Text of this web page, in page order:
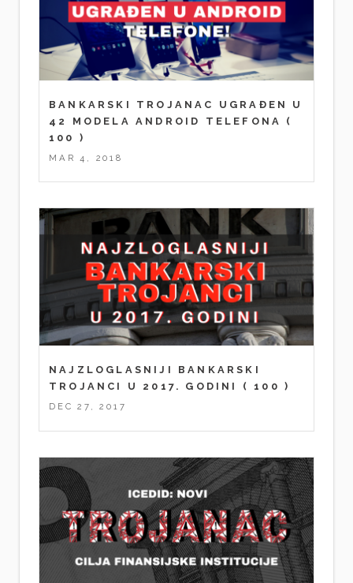
BANKARSKI TROJANAC UGRAĐEN U
42 MODELA ANDROID TELEFONA
(
100 )
MAR 4, 2018
NAJZLOGLASNIJI BANKARSKI
TROJANCI U 2017. GODINI
( 100 )
DEC 27, 2017